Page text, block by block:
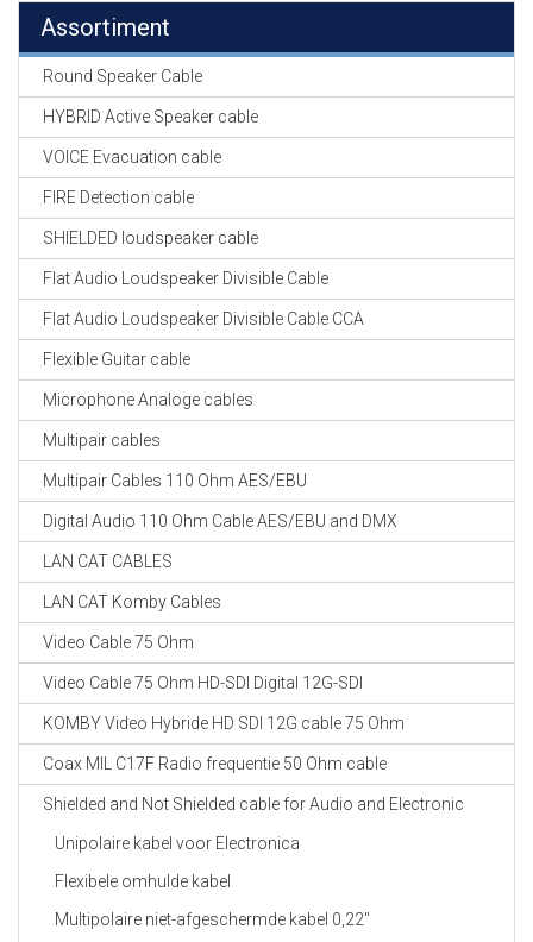
Assortiment
Round Speaker Cable
HYBRID Active Speaker cable
VOICE Evacuation cable
FIRE Detection cable
SHIELDED loudspeaker cable
Flat Audio Loudspeaker Divisible Cable
Flat Audio Loudspeaker Divisible Cable CCA
Flexible Guitar cable
Microphone Analoge cables
Multipair cables
Multipair Cables 110 Ohm AES/EBU
Digital Audio 110 Ohm Cable AES/EBU and DMX
LAN CAT CABLES
LAN CAT Komby Cables
Video Cable 75 Ohm
Video Cable 75 Ohm HD-SDI Digital 12G-SDI
KOMBY Video Hybride HD SDI 12G cable 75 Ohm
Coax MIL C17F Radio frequentie 50 Ohm cable
Shielded and Not Shielded cable for Audio and Electronic
Unipolaire kabel voor Electronica
Flexibele omhulde kabel
Multipolaire niet-afgeschermde kabel 0,22"